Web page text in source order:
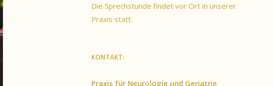
Die Sprechstunde findet vor Ort in unserer
Praxis statt.
KONTAKT:
Praxis für Neurologie und Geriatrie